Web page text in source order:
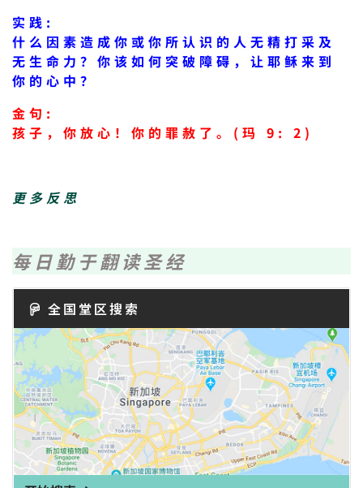
实践:
什么因素造成你或你所认识的人无精打采及
无生命力？你该如何突破障碍，让耶稣来到
你的心中？
金句:
孩子，你放心！你的罪赦了。(玛 9: 2)
更多反思
每日勤于翻读圣经
全国堂区搜索